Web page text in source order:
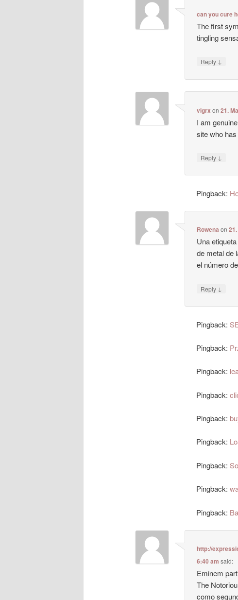
can you cure
The first
tingling
Reply ↓
vigrx on21.
I am
site who
Reply ↓
Pingback:
Rowena on
Una
de metal de
el número
Reply ↓
Pingback:
Pingback:
Pingback:
Pingback:
Pingback:
Pingback:
Pingback:
Pingback:
Pingback:
http://
6:40 am said:
Eminem
The
como